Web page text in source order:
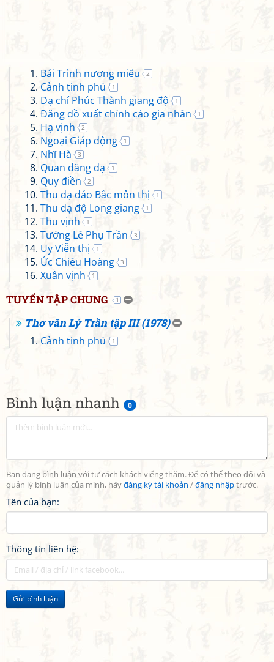
Bình luận nhanh 0
Bạn đang bình luận với tư cách khách viếng thăm. Để có thể theo dõi và
quản lý bình luận của mình, hãyđăng ký tài khoản /đăng nhậptrước.
Tên của bạn:
Thông tin liên hệ:
Gửi bình luận
Bái Trình nương miếu 2
Cảnh tinh phú 1
Dạ chí Phúc Thành giang độ 1
Đăng đồ xuất chính cáo gia nhân 1
Hạ vịnh 2
Ngoại Giáp động 1
Nhĩ Hà 3
Quan đăng dạ 1
Quy điền 2
Thu dạ đáo Bắc môn thị 1
Thu dạ độ Long giang 1
Thu vịnh 1
Tướng Lê Phụ Trần 3
Uy Viễn thị 1
Ức Chiêu Hoàng 3
Xuân vịnh 1
TUYỂN TẬP CHUNG 1
Thơ văn Lý Trần tập III (1978)
Cảnh tinh phú 1